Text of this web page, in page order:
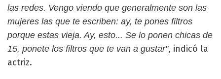
las redes. Vengo viendo que generalmente son las
mujeres las que te escriben: ay, te pones filtros
porque estas vieja. Ay, esto... Se lo ponen chicas de
15, ponete los filtros que te van a gustar", indicó la
actriz.